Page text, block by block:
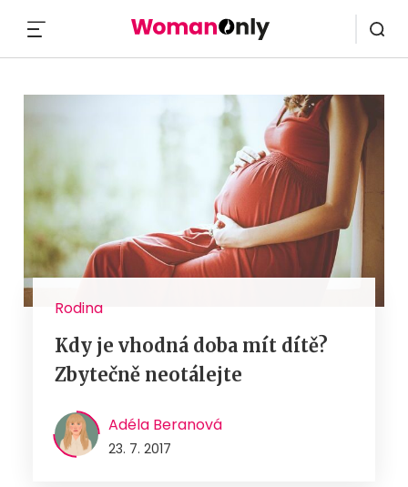
Rodina
Kdy je vhodná doba mít dítě?
Zbytečně neotálejte
Adéla Beranová
23. 7. 2017